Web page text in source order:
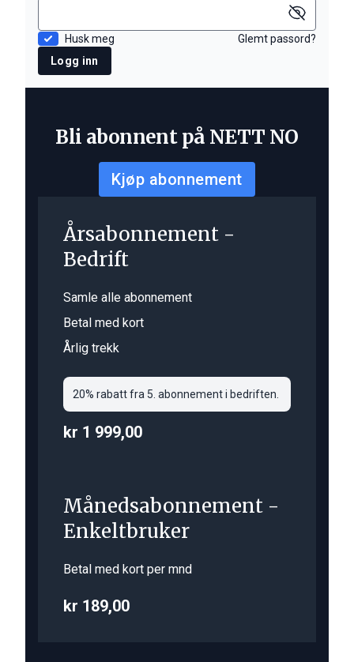
Husk meg
Glemt passord?
Logg inn
Bli abonnent på NETT NO
Kjøp abonnement
Årsabonnement -
Bedrift
Samle alle abonnement
Betal med kort
Årlig trekk
20% rabatt fra 5. abonnement i bedriften.
kr 1 999,00
Månedsabonnement -
Enkeltbruker
Betal med kort per mnd
kr 189,00